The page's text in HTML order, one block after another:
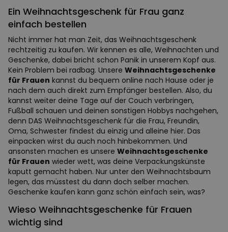
Ein Weihnachtsgeschenk für Frau ganz
einfach bestellen
Nicht immer hat man Zeit, das Weihnachtsgeschenk
rechtzeitig zu kaufen. Wir kennen es alle, Weihnachten und
Geschenke, dabei bricht schon Panik in unserem Kopf aus.
Kein Problem bei radbag. Unsere Weihnachtsgeschenke
für Frauen kannst du bequem online nach Hause oder je
nach dem auch direkt zum Empfänger bestellen. Also, du
kannst weiter deine Tage auf der Couch verbringen,
Fußball schauen und deinen sonstigen Hobbys nachgehen,
denn DAS Weihnachtsgeschenk für die Frau, Freundin,
Oma, Schwester findest du einzig und alleine hier. Das
einpacken wirst du auch noch hinbekommen. Und
ansonsten machen es unsere Weihnachtsgeschenke
für Frauen wieder wett, was deine Verpackungskünste
kaputt gemacht haben. Nur unter den Weihnachtsbaum
legen, das müsstest du dann doch selber machen.
Geschenke kaufen kann ganz schön einfach sein, was?
Wieso Weihnachtsgeschenke für Frauen
wichtig sind